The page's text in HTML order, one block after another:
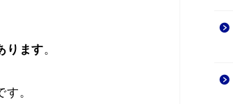
ります。
す。